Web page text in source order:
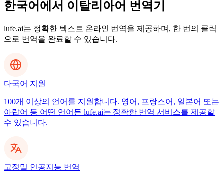
한국어에서 이탈리아어 번역기
lufe.ai는 정확한 텍스트 온라인 번역을 제공하며, 한 번의 클릭
으로 번역을 완료할 수 있습니다.
다국어 지원
100개 이상의 언어를 지원합니다. 영어, 프랑스어, 일본어 또는
아랍어 등 어떤 언어든 lufe.ai는 정확한 번역 서비스를 제공할
수 있습니다.
고정밀 인공지능 번역